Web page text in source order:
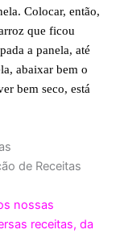
Colocar, então,
que ficou
a panela, até
abaixar bem o
bem seco, está
de Receitas
nossas
receitas, da